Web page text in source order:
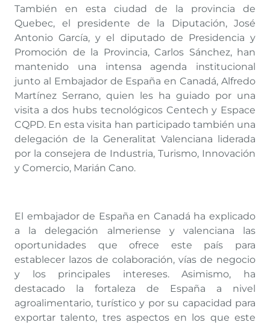
También en esta ciudad de la provincia de
Quebec, el presidente de la Diputación, José
Antonio García, y el diputado de Presidencia y
Promoción de la Provincia, Carlos Sánchez, han
mantenido una intensa agenda institucional
junto al Embajador de España en Canadá, Alfredo
Martínez Serrano, quien les ha guiado por una
visita a dos hubs tecnológicos Centech y Espace
CQPD. En esta visita han participado también una
delegación de la Generalitat Valenciana liderada
por la consejera de Industria, Turismo, Innovación
y Comercio, Marián Cano.
El embajador de España en Canadá ha explicado
a la delegación almeriense y valenciana las
oportunidades que ofrece este país para
establecer lazos de colaboración, vías de negocio
y los principales intereses. Asimismo, ha
destacado la fortaleza de España a nivel
agroalimentario, turístico y por su capacidad para
exportar talento, tres aspectos en los que este